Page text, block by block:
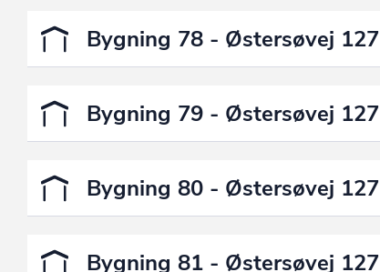
Bygning 78 - Østersøvej 127
Bygning 79 - Østersøvej 127
Bygning 80 - Østersøvej 127
Bygning 81 - Østersøvej 127